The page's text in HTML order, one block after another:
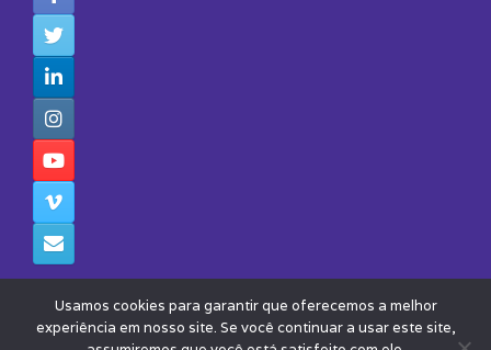
Usamos cookies para garantir que oferecemos a melhor
experiência em nosso site. Se você continuar a usar este site,